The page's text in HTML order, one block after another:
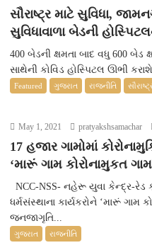
સૌરાષ્ટ્ર માટે સુવિધા,
સુવિધાવાળા બેડની
400 બેડની ક્ષમતા બાદ વધુ 600
સાથેની કોવિડ હોસ્પિટલ ઊભી
Featured ગુજરાત રાજનીતિ
May 1, 2021 pratyakshsamachar
17 હજાર ગામોમાં
‘મારૂં ગામ કોરોનામુકત
NCC-NSS- નહેરૂ યુવા કેન્દ્ર-રેડ
ધર્મસંસ્થાના કાર્યકરોને ‘મારૂં ગામ
જનજાગૃતિ...
ગુજરાત રાજનીતિ